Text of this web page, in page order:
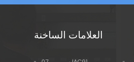
العلامات الساخنة